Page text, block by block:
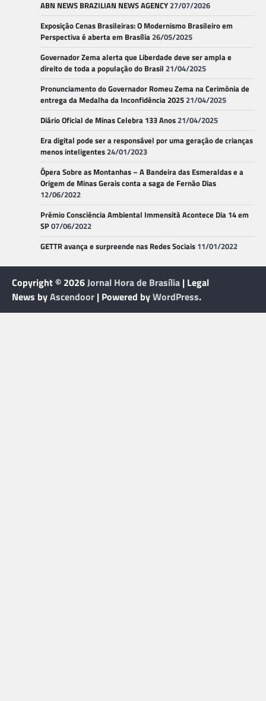
ABN NEWS BRAZILIAN NEWS AGENCY27/07/2026
Exposição Cenas Brasileiras: O Modernismo Brasileiro em
Perspectiva é aberta em Brasília26/05/2025
Governador Zema alerta que Liberdade deve ser ampla e
direito de toda a população do Brasil 21/04/2025
Pronunciamento do Governador Romeu Zema na Cerimônia de
entrega da Medalha da Inconfidência 202521/04/2025
Diário Oficial de Minas Celebra 133 Anos21/04/2025
Era digital pode ser a responsável por uma geração de crianças
menos inteligentes24/01/2023
Ópera Sobre as Montanhas – A Bandeira das Esmeraldas e a
Origem de Minas Gerais conta a saga de Fernão Dias
12/06/2022
Prêmio Consciência Ambiental Immensità Acontece Dia 14 em
SP07/06/2022
GETTR avança e surpreende nas Redes Sociais 11/01/2022
Copyright © 2026Jornal Hora de Brasília | Legal
News byAscendoor | Powered byWordPress.